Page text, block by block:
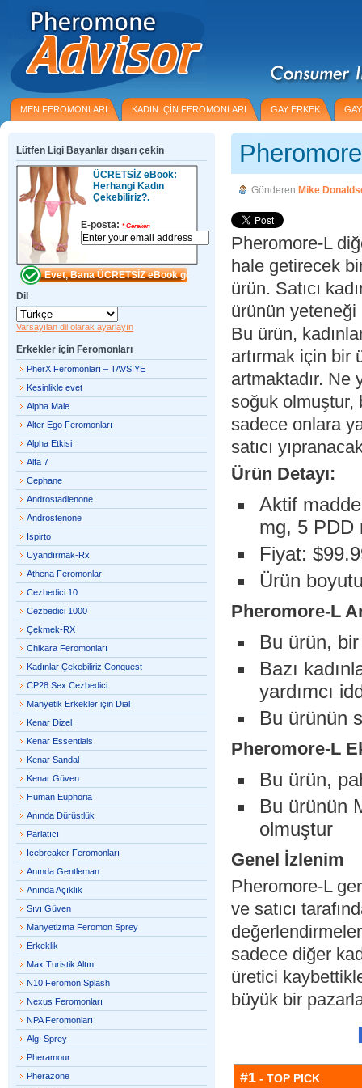
MEN FEROMONLARI KADIN IÇIN FEROMONLARI GAY ERKEK
Gönderen Mike
Pheromore-L
hale getirecek
ürün. Satıcı
ürünün
Bu ürün,
artırmak için bir
artmaktadır. Ne
soğuk olmuştur,
sadece onlara
satıcı
Ürün Detayı:
Aktif
mg, 5 PDD
Fiyat:
Ürün
Pheromore-L
Bu ürün,
Bazı
yardımcı
Bu ürünün
Pheromore-L
Bu ürün,
Bu ürünün
olmuştur
Genel İzlenim
Pheromore-L
ve satıcı
sadece diğer
üretici
büyük bir
#1 - TOP PICK
Lütfen Ligi Bayanlar dışarı çekin
ÜCRETSİZ eBook:
Herhangi Kadın
Çekebiliriz?.
E-posta: *Gereken
Dil
Varsayılan dil olarak ayarlayın
Erkekler için Feromonları
PherX Feromonları – TAVSİYE
Kesinlikle evet
Alpha Male
Alter Ego Feromonları
Alpha Etkisi
Alfa 7
Cephane
Androstadienone
Androstenone
Ispirto
Uyandırmak-Rx
Athena Feromonları
Cezbedici 10
Cezbedici 1000
Çekmek-RX
Chikara Feromonları
Kadınlar Çekebiliriz Conquest
CP28 Sex Cezbedici
Manyetik Erkekler için Dial
Kenar Dizel
Kenar Essentials
Kenar Sandal
Kenar Güven
Human Euphoria
Anında Dürüstlük
Parlatıcı
Icebreaker Feromonları
Anında Gentleman
Anında Açıklık
Sıvı Güven
Manyetizma Feromon Sprey
Erkeklik
Max Turistik Altın
N10 Feromon Splash
Nexus Feromonları
NPA Feromonları
Algı Sprey
Pheramour
Pherazone